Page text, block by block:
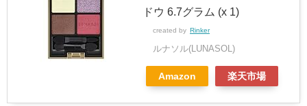
ドウ 6.7グラム (x 1)
created by Rinker
ルナソル(LUNASOL)
Amazon 楽天市場